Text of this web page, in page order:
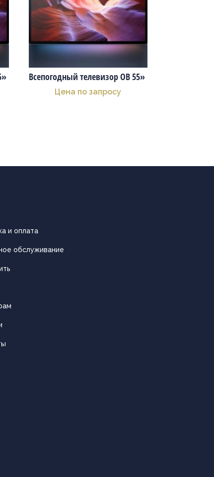
Всепогодный телевизор OB 55»
Цена по запросу
и оплата
обслуживание